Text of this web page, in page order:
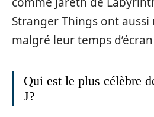
Stranger Things ont
malgré leur temps
Qui est le plus célèbre
J?